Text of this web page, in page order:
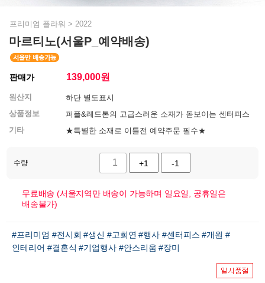
프리미엄 플라워 > 2022
마르티노(서울P_예약배송)
판매가 139,000원
원산지
하단 별도표시
상품정보
퍼플&레드톤의 고급스러운 소재가 돋보이는 센터피스
기타
★특별한 소재로 이틀전 예약주문 필수★
수량 +1 -1
무료배송 (서울지역만 배송이 가능하며 일요일, 공휴일은
배송불가)
#프리미엄 #전시회 #생신 #고희연 #행사 #센터피스 #개원 #
인테리어 #결혼식 #기업행사 #안스리움 #장미